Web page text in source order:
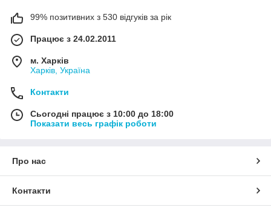
99% позитивних з 530 відгуків за рік
Працює з 24.02.2011
м. Харків
Харків, Україна
Контакти
Сьогодні працює з 10:00 до 18:00
Показати весь графік роботи
Про нас
Контакти